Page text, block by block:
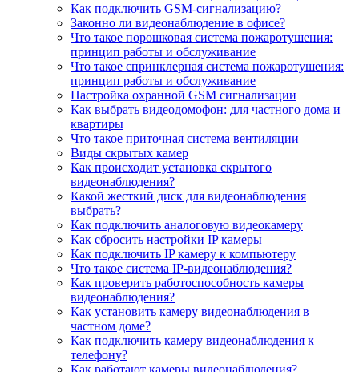
Как подключить GSM-сигнализацию?
Законно ли видеонаблюдение в офисе?
Что такое порошковая система пожаротушения:
принцип работы и обслуживание
Что такое спринклерная система пожаротушения:
принцип работы и обслуживание
Настройка охранной GSM сигнализации
Как выбрать видеодомофон: для частного дома и
квартиры
Что такое приточная система вентиляции
Виды скрытых камер
Как происходит установка скрытого
видеонаблюдения?
Какой жесткий диск для видеонаблюдения
выбрать?
Как подключить аналоговую видеокамеру
Как сбросить настройки IP камеры
Как подключить IP камеру к компьютеру
Что такое система IP-видеонаблюдения?
Как проверить работоспособность камеры
видеонаблюдения?
Как установить камеру видеонаблюдения в
частном доме?
Как подключить камеру видеонаблюдения к
телефону?
Как работают камеры видеонаблюдения?